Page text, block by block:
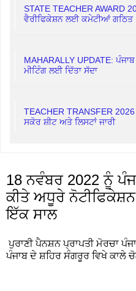
STATE TEACHER AWARD
ਵੈਰੀਫਿਕੇਸ਼ਨ ਲਈ ਕਮੇਟੀਆਂ ਗਠਿਤ
MAHARALLY UPDATE:
ਮੀਟਿੰਗ ਲਈ ਦਿੱਤਾ ਸੱਦਾ
TEACHER TRANSFER
ਸਕੋਰ ਸ਼ੀਟ ਅਤੇ ਲਿਸਟਾਂ ਜਾਰੀ
18 ਨਵੰਬਰ 2022 ਨੂੰ
ਕੀਤੇ ਅਧੂਰੇ
ਇੱਕ ਸਾਲ
ਪੁਰਾਣੀ ਪੈਨਸ਼ਨ ਪ੍ਰਾਪਤੀ ਮੋਰਚਾ
ਪੰਜਾਬ ਦੇ ਸ਼ਹਿਰ ਸੰਗਰੂਰ ਵਿਖੇ ਕਾਲੇ